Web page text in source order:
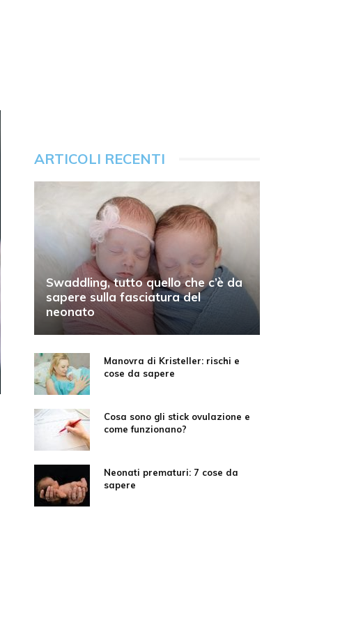
ARTICOLI RECENTI
Swaddling, tutto quello che c’è da
sapere sulla fasciatura del
neonato
Manovra di Kristeller: rischi e
cose da sapere
Cosa sono gli stick ovulazione e
come funzionano?
Neonati prematuri: 7 cose da
sapere